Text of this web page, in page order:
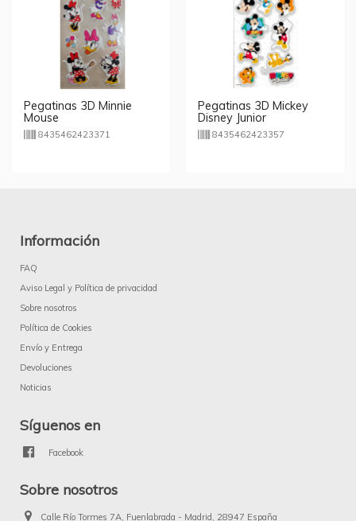
Pegatinas 3D Minnie
Mouse
8435462423371
Pegatinas 3D Mickey
Disney Junior
8435462423357
Información
FAQ
Aviso Legal y Política de privacidad
Sobre nosotros
Política de Cookies
Envío y Entrega
Devoluciones
Noticias
Síguenos en
Facebook
Sobre nosotros
Calle Río Tormes 7A, Fuenlabrada - Madrid, 28947 España